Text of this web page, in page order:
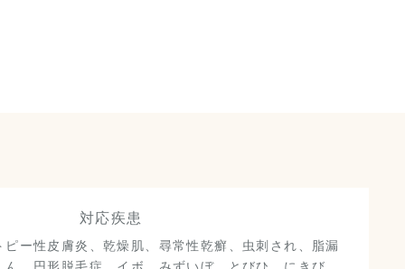
対応疾患
ピー性皮膚炎、乾燥肌、尋常性乾癬、虫刺され、脂漏